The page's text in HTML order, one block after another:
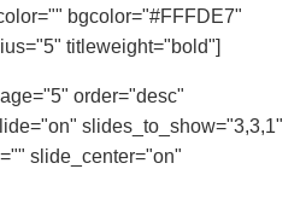
bgcolor="#FFFDE7"
titleweight="bold"]
order="desc"
slides_to_show="3,3,1"
slide_center="on"